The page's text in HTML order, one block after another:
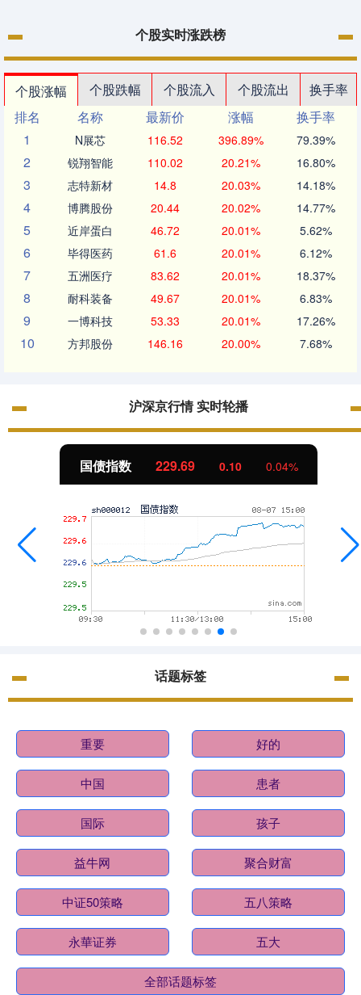
个股实时涨跌榜
个股涨幅 个股跌幅 个股流入 个股流出
换手率
排名
名称 最新价 涨幅
换手率
1
N展芯 116.52 396.89% 79.39%
2 锐翔智能 110.02 20.21% 16.80%
3 志特新材 14.8 20.03% 14.18%
4 博腾股份 20.44 20.02% 14.77%
5 近岸蛋白 46.72 20.01% 5.62%
6 毕得医药 61.6 20.01% 6.12%
7 五洲医疗 83.62 20.01% 18.37%
8 耐科装备 49.67 20.01% 6.83%
9 一博科技 53.33 20.01% 17.26%
10 方邦股份 146.16 20.00% 7.68%
沪深京行情 实时轮播
国债指数 229.69 0.10 0.04%
话题标签
重要 好的
中国 患者
国际 孩子
益牛网 聚合财富
中证50策略 五八策略
永華证券 五大
全部话题标签